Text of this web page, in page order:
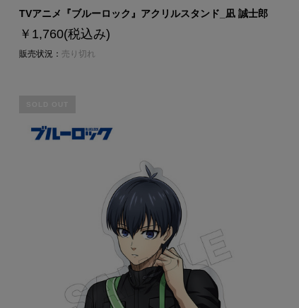
TVアニメ『ブルーロック』アクリルスタンド_凪 誠士郎
￥1,760(税込み)
販売状況： 売り切れ